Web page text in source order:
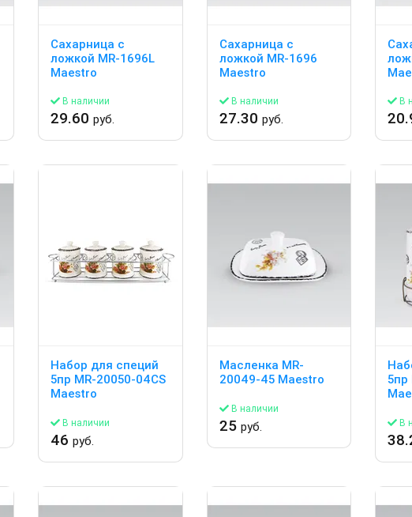
Сахарница с
ложкой MR-1696L
Maestro
В наличии
29.60 руб.
Сахарница с
ложкой MR-1696
Maestro
В наличии
27.30 руб.
В
Набор для специй
5пр MR-20050-04CS
Maestro
В наличии
46 руб.
Масленка MR-
20049-45 Maestro
В наличии
25 руб.
5пр
В